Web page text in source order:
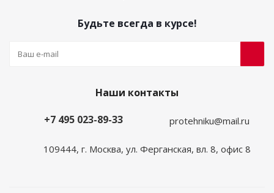
Будьте всегда в курсе!
Наши контакты
+7 495 023-89-33
protehniku@mail.ru
109444, г. Москва, ул. Ферганская, вл. 8, офис 8